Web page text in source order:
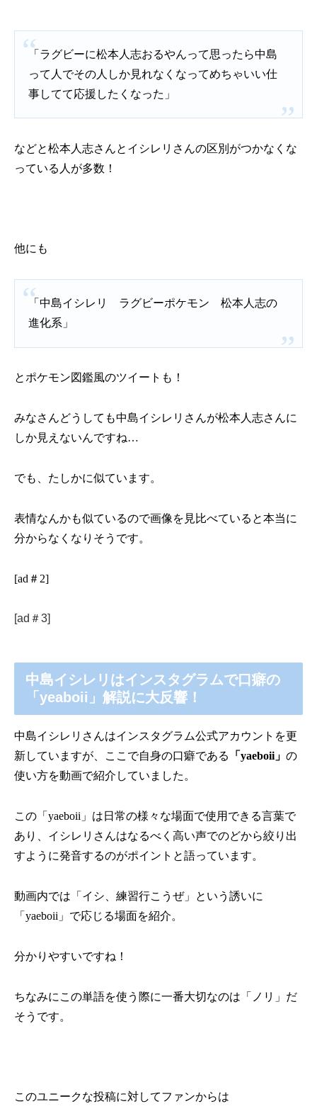
「ラグビーに松本人志おるやんって思ったら中島
って人でその人しか見れなくなってめちゃいい仕
事してて応援したくなった」
などと松本人志さんとイシレリさんの区別がつかなくな
っている人が多数！
他にも
「中島イシレリ ラグビーポケモン 松本人志の
進化系」
とポケモン図鑑風のツイートも！
みなさんどうしても中島イシレリさんが松本人志さんに
しか見えないんですね…
でも、たしかに似ています。
表情なんかも似ているので画像を見比べていると本当に
分からなくなりそうです。
[ad＃2]
[ad＃3]
中島イシレリはインスタグラムで口癖の
「yeaboii」解説に大反響！
中島イシレリさんはインスタグラム公式アカウントを更
新していますが、ここで自身の口癖である
「 yaeboii 」 の
使い方を動画で紹介していました。
この「 yaeboii 」は日常の様々な場面で使用できる言葉で
あり、イシレリさんはなるべく高い声でのどから絞り出
すように発音するのがポイントと語っています。
動画内では「イシ、練習行こうぜ」という誘いに
「 yaeboii 」で応じる場面を紹介。
分かりやすいですね！
ちなみにこの単語を使う際に一番大切なのは「ノリ」だ
そうです。
このユニークな投稿に対してファンからは